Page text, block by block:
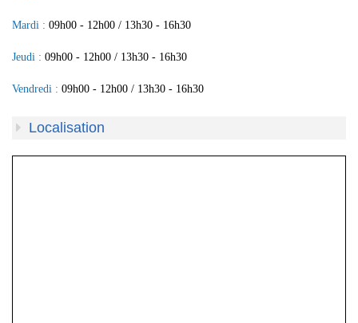
Mardi : 09h00 - 12h00 13h30 - 16h30
Jeudi : 09h00 - 12h00 13h30 - 16h30
Vendredi : 09h00 - 12h00 13h30 - 16h30
Localisation